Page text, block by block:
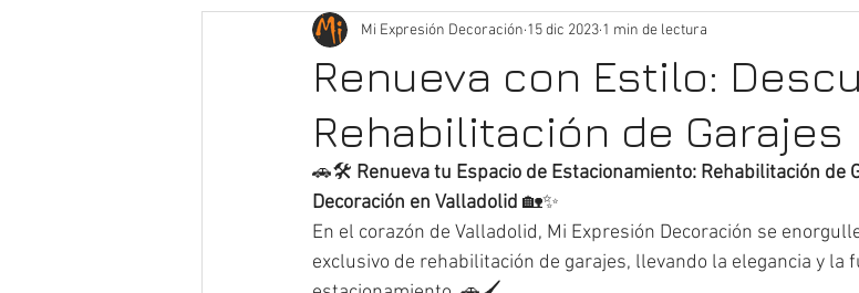
Renueva con Estilo:
Rehabilitación de Garajes
Mi Expresión Decoración 15 dic 2023 1 min de lectura
🚗🛠️ Renueva tu Espacio de Estacionamiento: Rehabilitación de
Decoración en Valladolid 🏡✨
En el corazón de Valladolid, Mi Expresión Decoración se
exclusivo de rehabilitación de garajes, llevando la elegancia y la